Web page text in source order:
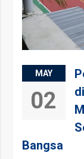
MAY
02
Bangsa